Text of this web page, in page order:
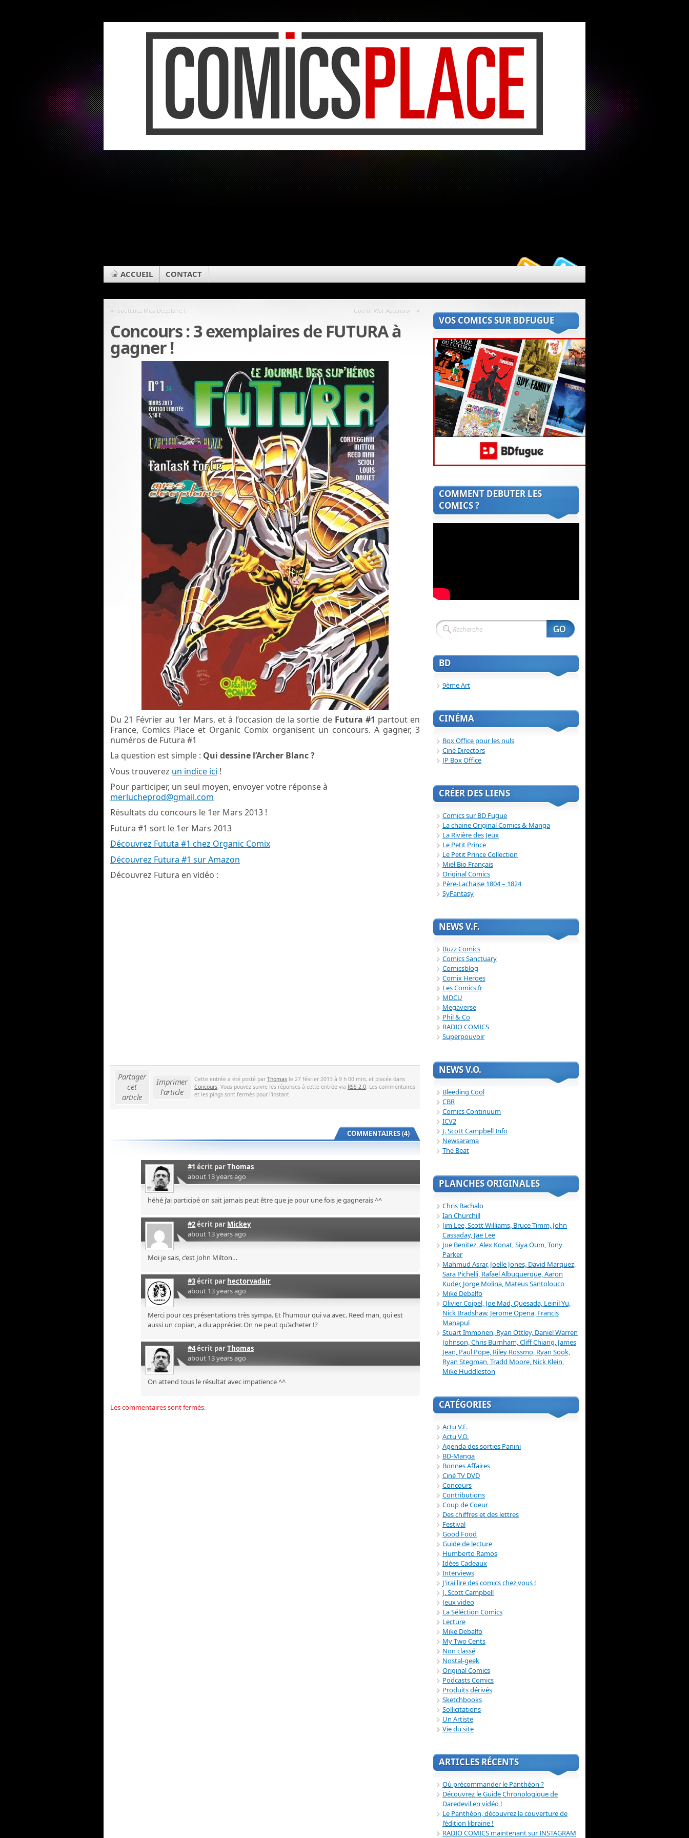
ACCUEIL CONTACT
« Soutenez Miss Deeplane ! God of War Ascension »
Concours : 3 exemplaires de FUTURA à
gagner !
Du 21 Février au 1er Mars, et à l’occasion de la sortie de Futura #1 partout en
France, Comics Place et Organic Comix organisent un concours. A gagner, 3
numéros de Futura #1
La question est simple : Qui dessine l’Archer Blanc ?
Vous trouverez un indice ici !
Pour participer, un seul moyen, envoyer votre réponse à
merlucheprod@gmail.com
Résultats du concours le 1er Mars 2013 !
Futura #1 sort le 1er Mars 2013
Découvrez Fututa #1 chez Organic Comix
Découvrez Futura #1 sur Amazon
Découvrez Futura en vidéo :
Partager
cet
article
Imprimer
l'article
Cette entrée a été posté par Thomas le 27 février 2013 à 9 h 00 min, et placée dans
Concours. Vous pouvez suivre les réponses à cette entrée via RSS 2.0. Les commentaires
et les pings sont fermés pour l'instant
COMMENTAIRES (4)
#1 écrit parThomas
about 13 years ago
héhé j’ai participé on sait jamais peut être que je pour une fois je gagnerais ^^
#2écrit par Mickey
about 13 years ago
Moi je sais, c’est John Milton…
#3écrit par hectorvadair
about 13 years ago
Merci pour ces présentations très sympa. Et l’humour qui va avec. Reed man, qui est
aussi un copian, a du apprécier. On ne peut qu’acheter !?
#4écrit parThomas
about 13 years ago
On attend tous le résultat avec impatience ^^
Les commentaires sont fermés.
VOS COMICS SUR BDFUGUE
COMMENT DEBUTER LES
COMICS ?
BD
9ème Art
CINÉMA
Box Office pour les nuls
Ciné Directors
JP Box Office
CRÉER DES LIENS
Comics sur BD Fugue
La chaine Original Comics & Manga
La Rivière des Jeux
Le Petit Prince
Le Petit Prince Collection
Miel Bio Français
Original Comics
Père-Lachaise 1804 – 1824
SyFantasy
NEWS V.F.
Buzz Comics
Comics Sanctuary
Comicsblog
Comix Heroes
Les Comics.fr
MDCU
Megaverse
Phil & Co
RADIO COMICS
Superpouvoir
NEWS V.O.
Bleeding Cool
CBR
Comics Continuum
ICV2
J. Scott Campbell Info
Newsarama
The Beat
PLANCHES ORIGINALES
Chris Bachalo
Ian Churchill
Jim Lee, Scott Williams, Bruce Timm, John
Cassaday, Jae Lee
Joe Benitez, Alex Konat, Siya Oum, Tony
Parker
Mahmud Asrar, Joelle Jones, David Marquez,
Sara Pichelli, Rafael Albuquerque, Aaron
Kuder, Jorge Molina, Mateus Santolouco
Mike Debalfo
Olivier Coipel, Joe Mad, Quesada, Leinil Yu,
Nick Bradshaw, Jerome Opena, Francis
Manapul
Stuart Immonen, Ryan Ottley, Daniel Warren
Johnson, Chris Burnham, Cliff Chiang, James
Jean, Paul Pope, Riley Rossmo, Ryan Sook,
Ryan Stegman, Tradd Moore, Nick Klein,
Mike Huddleston
CATÉGORIES
Actu V.F.
Actu V.O.
Agenda des sorties Panini
BD-Manga
Bonnes Affaires
Ciné TV DVD
Concours
Contributions
Coup de Coeur
Des chiffres et des lettres
Festival
Good Food
Guide de lecture
Humberto Ramos
Idées Cadeaux
Interviews
J'irai lire des comics chez vous !
J. Scott Campbell
Jeux video
La Séléction Comics
Lecture
Mike Debalfo
My Two Cents
Non classé
Nostal-geek
Original Comics
Podcasts Comics
Produits dérivés
Sketchbooks
Sollicitations
Un Artiste
Vie du site
ARTICLES RÉCENTS
Où précommander le Panthéon ?
Découvrez le Guide Chronologique de
Daredevil en vidéo !
Le Panthéon, découvrez la couverture de
l’édition librairie !
RADIO COMICS maintenant sur INSTAGRAM